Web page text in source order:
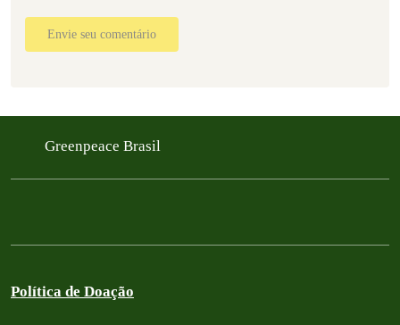
Envie seu comentário
Greenpeace Brasil
Política de Doação